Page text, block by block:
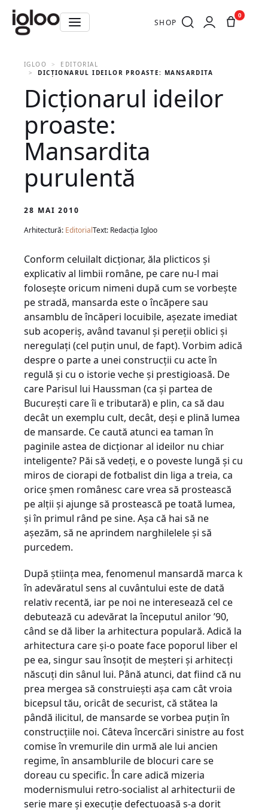
SHOP
0
IGLOO
EDITORIAL
DICŢIONARUL IDEILOR PROASTE: MANSARDITA PURULENTĂ
Dicţionarul ideilor
proaste:
Mansardita
purulentă
28 MAI 2010
Arhitectură: EditorialText: Redacția Igloo
Conform celuilalt dicţionar, ăla plicticos şi
explicativ al limbii române, pe care nu-l mai
foloseşte oricum nimeni după cum se vorbeşte
pe stradă, mansarda este o încăpere sau
ansamblu de încăperi locuibile, aşezate imediat
sub acoperiş, având tavanul şi pereţii oblici şi
neregulaţi (cel puţin unul, de fapt). Vorbim adică
despre o parte a unei construcţii cu acte în
regulă şi cu o istorie veche şi prestigioasă. De
care Parisul lui Haussman (ca şi partea de
Bucureşti care îi e tributară) e plin, ca să dau
decât un exemplu cult, decât, deşi e plină lumea
de mansarde. Ce caută atunci ea taman în
paginile astea de dicţionar al ideilor nu chiar
inteligente? Păi să vedeţi, e o poveste lungă şi cu
miros de ciorapi de fotbalist din liga a treia, ca
orice şmen românesc care vrea să prostească
pe alţii şi ajunge să prostească pe toată lumea,
şi în primul rând pe sine. Aşa că hai să ne
aşezăm, să ne aprindem narghilelele şi să
purcedem.
După ştiinţa mea, fenomenul mansardă marca k
în adevăratul sens al cuvântului este de dată
relativ recentă, iar pe noi ne interesează cel ce
debutează cu adevărat la începutul anilor ’90,
când se dă liber la arhitectura populară. Adică la
arhitectura care şi-o poate face poporul liber el
pe ea, singur sau însoţit de meşteri şi arhitecţi
născuţi din sânul lui. Până atunci, dat fiind că nu
prea mergea să construieşti aşa cam cât vroia
bicepsul tău, oricât de securist, că stătea la
pândă ilicitul, de mansarde se vorbea puţin în
construcţiile noi. Câteva încercări sinistre au fost
comise în vremurile din urmă ale lui ancien
regime, în ansamblurile de blocuri care se
doreau cu specific. În care adică mizeria
modernismului retro-socialist al arhitecturii de
serie mare şi execuţie defectuoasă s-a dorit